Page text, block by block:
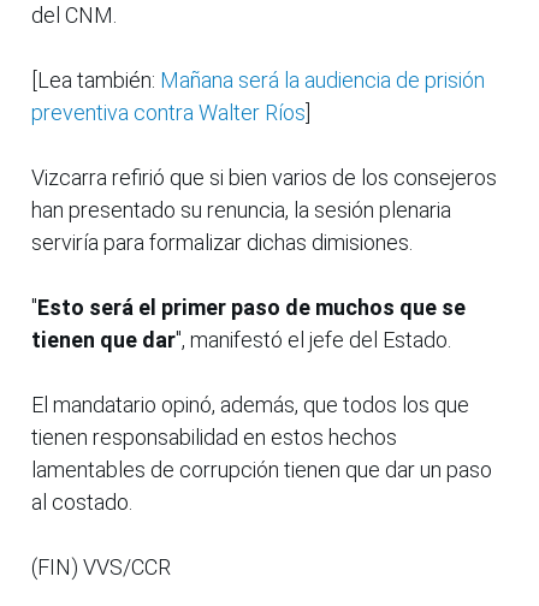
del CNM.
[Lea también: Mañana será la audiencia de prisión
preventiva contra Walter Ríos
Vizcarra refirió que si bien varios de los consejeros
han presentado su renuncia, la sesión plenaria
serviría para formalizar dichas dimisiones.
"Esto será el primer paso de muchos que se
tienen que dar", manifestó el jefe del Estado.
El mandatario opinó, además, que todos los que
tienen responsabilidad en estos hechos
lamentables de corrupción tienen que dar un paso
al costado.
(FIN) VVS/CCR